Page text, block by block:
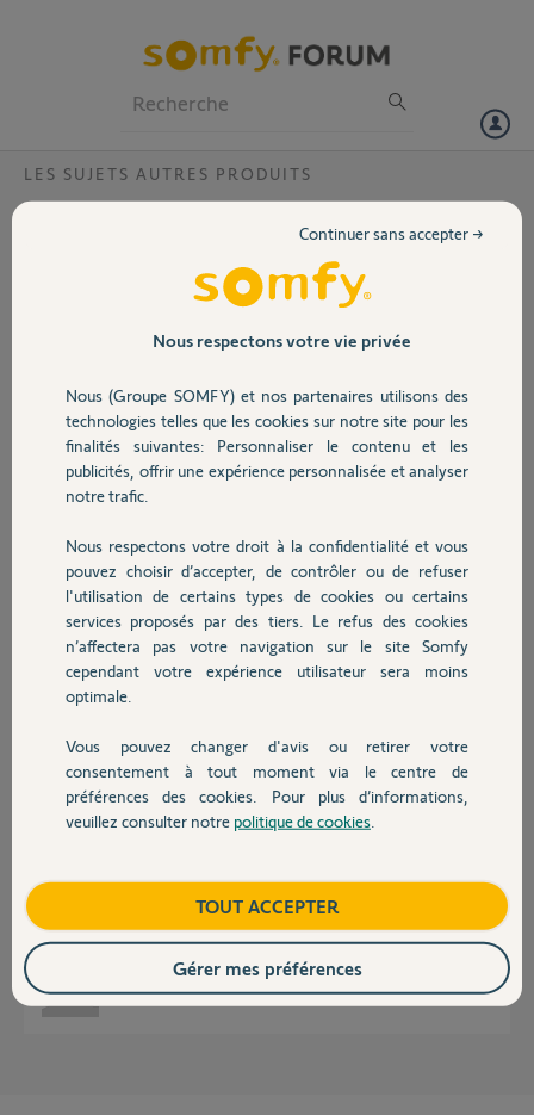
Volet
Sécurité
Domotique
Chauffage
Autres produits
Devis avec un pro
Contact
LES SUJETS AUTRES PRODUITS
serais t il possible d ouvrir un tchat pour pouvoir discuter en direct ???
yohann R.
Participer au fil de discussion
Réponses
Bonjour Yohann,
Nous vous informons que malheureusement, cette possibilité n'est pas
prévue à ce jour.
Toutefois, nous vous remercions pour cette idée pertinente que nous
ferons remonter aux services concernés
Thomas M. il y a plus de 12 ans
mettre a contribution les competences indiscutables de la team somfy en
temps reel. merci a vous de vous pencher sur cette idée judicieuse.
Laurent B. il y a plus de 8 ans
Nous respectons votre vie privée
Nous (Groupe SOMFY) et nos partenaires utilisons des
technologies telles que les cookies sur notre site pour les
finalités suivantes: Personnaliser le contenu et les
publicités, offrir une expérience personnalisée et analyser
notre trafic.
Nous respectons votre droit à la confidentialité et vous
pouvez choisir d’accepter, de contrôler ou de refuser
l'utilisation de certains types de cookies ou certains
services proposés par des tiers. Le refus des cookies
n’affectera pas votre navigation sur le site Somfy
cependant votre expérience utilisateur sera moins
optimale.
Vous pouvez changer d'avis ou retirer votre
consentement à tout moment via le centre de
préférences des cookies. Pour plus d’informations,
veuillez consulter notre politique de cookies
Continuer sans accepter →
TOUT ACCEPTER
Gérer mes préférences